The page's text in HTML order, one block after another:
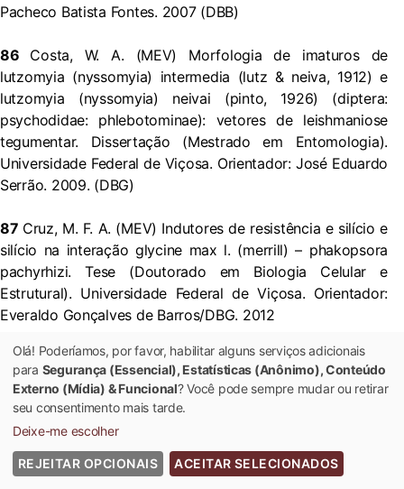
Pacheco Batista Fontes. 2007 (DBB)
86 Costa, W. A. (MEV) Morfologia de imaturos de
lutzomyia (nyssomyia) intermedia (lutz & neiva, 1912) e
lutzomyia (nyssomyia) neivai (pinto, 1926) (diptera:
psychodidae: phlebotominae): vetores de leishmaniose
tegumentar. Dissertação (Mestrado em Entomologia).
Universidade Federal de Viçosa. Orientador: José Eduardo
Serrão. 2009. (DBG)
87 Cruz, M. F. A. (MEV) Indutores de resistência e silício e
silício na interação glycine max l. (merrill) – phakopsora
pachyrhizi. Tese (Doutorado em Biologia Celular e
Estrutural). Universidade Federal de Viçosa. Orientador:
Everaldo Gonçalves de Barros/DBG. 2012
88Cruz, W. F. (Confocal – MEV) Obtenção de polpa de
goiaba (psidium guajava l.) Em pó pelo método de
secagem em camada de espuma. Dissertação (Mestrado
em Ciência e Tecnologia de Alimentos). Universidade
(DTA)
Olá! Poderíamos, por favor, habilitar alguns serviços adicionais
para Segurança (Essencial), Estatísticas (Anônimo), Conteúdo
Externo (Mídia) & Funcional? Você pode sempre mudar ou retirar
seu consentimento mais tarde.
Deixe-me escolher
REJEITAR OPCIONAIS ACEITAR SELECIONADOS